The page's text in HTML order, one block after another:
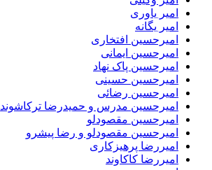
امیر یاوری
امیر یگانه
امیرحسین افتخاری
امیرحسین ایمانی
امیرحسین پاک نهاد
امیرحسین حسینی
امیرحسین رضائی
امیرحسین مدرس و حمیدرضا ترکاشوند
امیرحسین مقصودلو
امیرحسین مقصودلو و رضا پیشرو
امیررضا پرهیزکاری
امیررضا کاکاوند